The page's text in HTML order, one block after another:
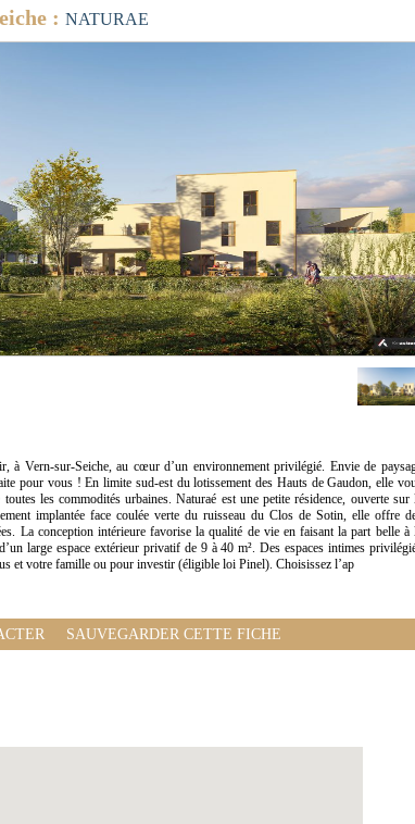
: NATURAE
à Vern-sur-Seiche, au cœur d’un environnement privilégié. Envie de
pour vous ! En limite sud-est du lotissement des Hauts de Gaudon, elle
les commodités urbaines. Naturaé est une petite résidence, ouverte sur
implantée face coulée verte du ruisseau du Clos de Sotin, elle offre
La conception intérieure favorise la qualité de vie en faisant la part belle à
large espace extérieur privatif de 9 à 40 m². Des espaces intimes
et votre famille ou pour investir (éligible loi Pinel). Choisissez l’ap
SAUVEGARDER CETTE FICHE